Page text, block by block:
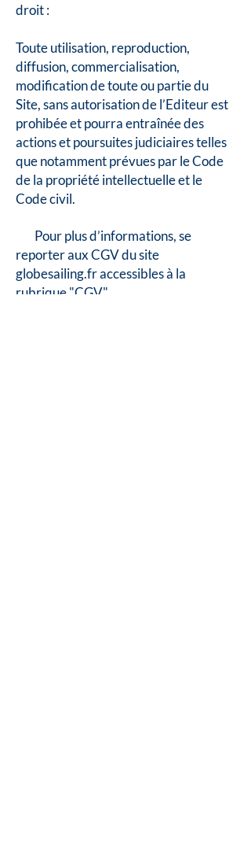
droit :
Toute utilisation, reproduction,
diffusion, commercialisation,
modification de toute ou partie du
Site, sans autorisation de l’Editeur est
prohibée et pourra entraînée des
actions et poursuites judiciaires telles
que notamment prévues par le Code
de la propriété intellectuelle et le
Code civil.
Pour plus d’informations, se
reporter aux CGV du site
globesailing.fr accessibles à la
rubrique "CGV".